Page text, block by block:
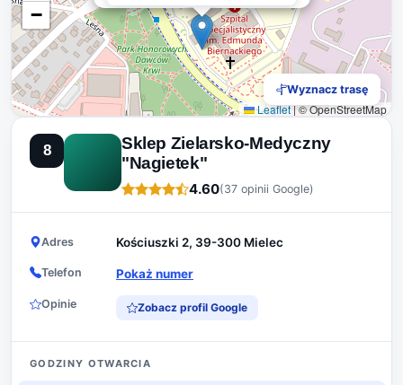
−
Leaflet|© OpenStreetMap
Wyznacz trasę
8
Sklep Zielarsko-Medyczny
"Nagietek"
4.60(37 opinii Google)
Adres Kościuszki 2, 39-300 Mielec
Telefon Pokaż numer
Opinie Zobacz profil Google
GODZINY OTWARCIA